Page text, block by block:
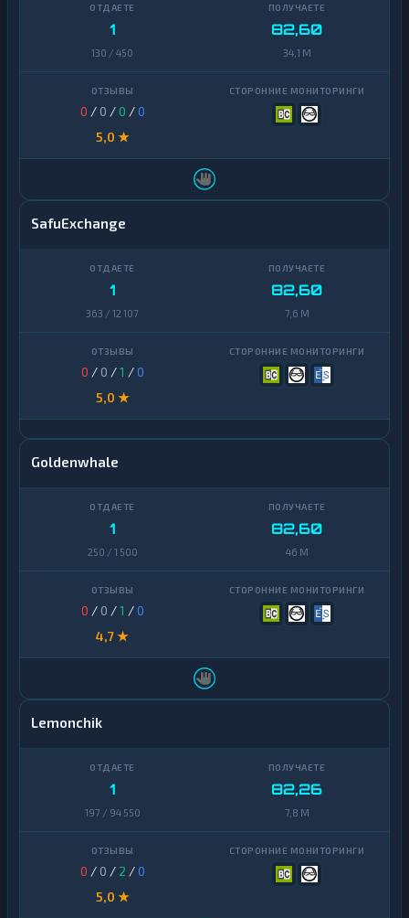
1
130 / 450
82,60
34,1 M
0 / 0 /0 /0
5,0 ★
SafuExchange
1
363 / 12 107
82,60
7,6 M
0 / 0 /1 /0
5,0 ★
Goldenwhale
1
250 / 1 500
82,60
46 M
0 / 0 /1 /0
4,7 ★
Lemonchik
1
197 / 94 550
82,26
7,8 M
0 / 0 / 2 /0
5,0 ★